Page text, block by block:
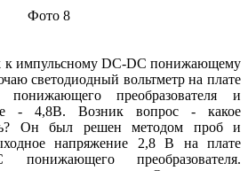
Фото 8
к импульсному DC-DC понижающему
светодиодный вольтметр на плате
преобразователя и
- 4,8В. Возник вопрос - какое
Он был решен методом проб и
напряжение 2,8 В на плате
понижающего преобразователя.